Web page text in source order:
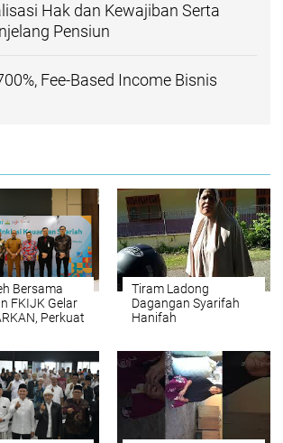
Hak dan Kewajiban Serta
Pensiun
Fee-Based Income Bisnis
Bersama
FKIJK Gelar
Perkuat
Tiram Ladong
Dagangan Syarifah
Hanifah